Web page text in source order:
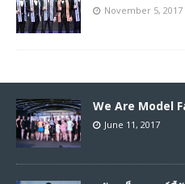
November 5, 2017
We Are Model
June 11, 2017